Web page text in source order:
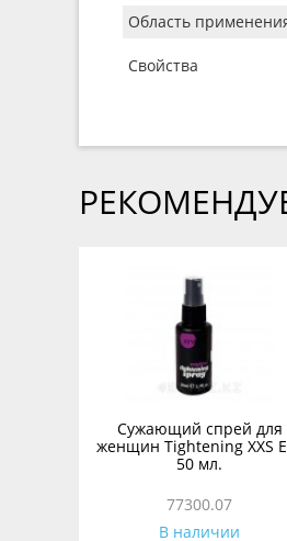
Область
Свойства
Сужающий спрей для
женщин Tightening XXS
50 мл.
77300.07
В наличии